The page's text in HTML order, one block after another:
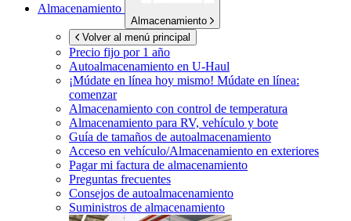
Almacenamiento
Almacenamiento
Volver al menú principal
Precio fijo por 1 año
Autoalmacenamiento en U-Haul
¡Múdate en línea hoy mismo! Múdate en línea:
comenzar
Almacenamiento con control de temperatura
Almacenamiento para RV, vehículo y bote
Guía de tamaños de autoalmacenamiento
Acceso en vehículo/Almacenamiento en exteriores
Pagar mi factura de almacenamiento
Preguntas frecuentes
Consejos de autoalmacenamiento
Suministros de almacenamiento